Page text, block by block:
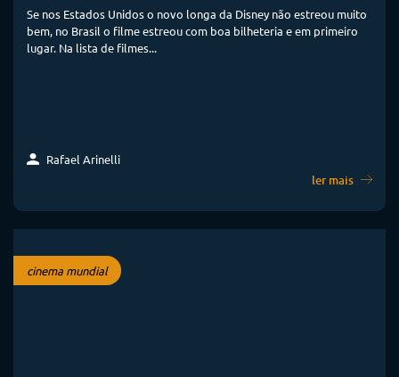
Se nos Estados Unidos o novo longa da Disney não estreou muito
bem, no Brasil o filme estreou com boa bilheteria e em primeiro
lugar. Na lista de filmes...
Rafael Arinelli
ler mais
cinema mundial